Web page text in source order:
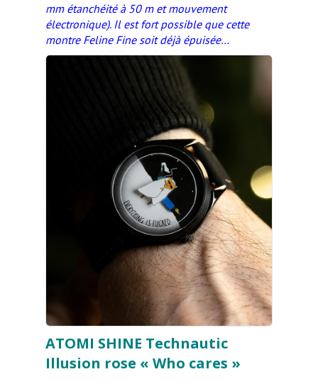
mm étanchéité à 50 m et mouvement
électronique). Il est fort possible que cette
montre Feline Fine soit déjà épuisée…
ATOMI SHINE Technautic
Illusion rose « Who cares »